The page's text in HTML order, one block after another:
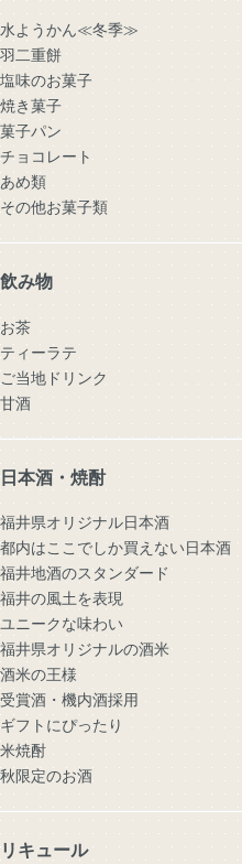
水ようかん≪冬季≫
羽二重餅
塩味のお菓子
焼き菓子
菓子パン
チョコレート
あめ類
その他お菓子類
飲み物
お茶
ティーラテ
ご当地ドリンク
甘酒
日本酒・焼酎
福井県オリジナル日本酒
都内はここでしか買えない日本酒
福井地酒のスタンダード
福井の風土を表現
ユニークな味わい
福井県オリジナルの酒米
酒米の王様
受賞酒・機内酒採用
ギフトにぴったり
米焼酎
秋限定のお酒
リキュール